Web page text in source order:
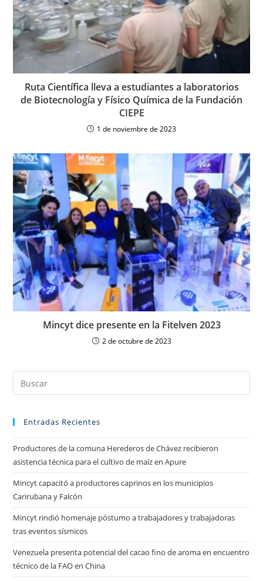
Ruta Científica lleva a estudiantes a laboratorios
de Biotecnología y Físico Química de la Fundación
CIEPE
1 de noviembre de 2023
Mincyt dice presente en la Fitelven 2023
2 de octubre de 2023
Entradas Recientes
Productores de la comuna Herederos de Chávez recibieron
asistencia técnica para el cultivo de maíz en Apure
Mincyt capacitó a productores caprinos en los municipios
Carirubana y Falcón
Mincyt rindió homenaje póstumo a trabajadores y trabajadoras
tras eventos sísmicos
Venezuela presenta potencial del cacao fino de aroma en encuentro
técnico de la FAO en China